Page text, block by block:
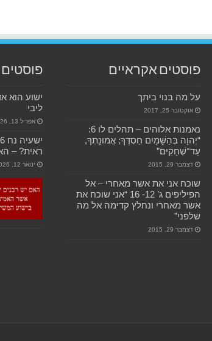
פוסטים אקראיים
על מה בנוי ביתך
אוקטובר 25, 2017
נאמנות אלוהים – תהלים לו 6:
“יְהוָה בְּהַשָּׁמַיִם חַסְדֶּךָ; אֱמוּנָתְךָ,
עַד־שְׁחָקִים׃”
דצמבר 29, 2015
שוכח אני את אשר מאחרי – אל
הפיליפים ג’ 12- 16 “אני שוכח את
אשר מאחרי ונחלץ קדימה אל מה
שלפני”
דצמבר 29, 2015
פוסטים
ישוע הוא
ליבי
אפריל 13, 2026
ראית? –
ינואר 12, 2026